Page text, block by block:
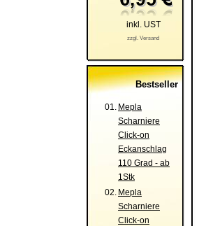
inkl. UST
zzgl. Versand
Bestseller
01. Mepla
Scharniere
Click-on
Eckanschlag
110 Grad - ab
1Stk
02. Mepla
Scharniere
Click-on